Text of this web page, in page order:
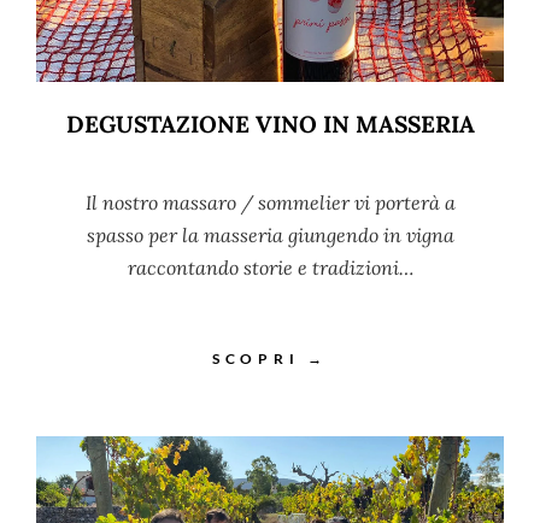
DEGUSTAZIONE VINO IN MASSERIA
Il nostro massaro / sommelier vi porterà a
spasso per la masseria giungendo in vigna
raccontando storie e tradizioni…
SCOPRI →